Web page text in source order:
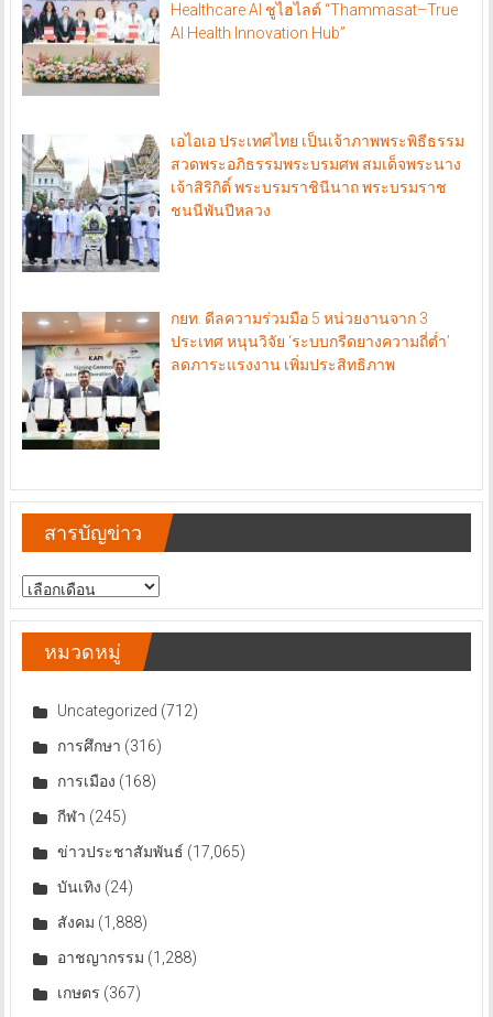
Healthcare AI ชูไฮไลต์ “Thammasat–True
AI Health Innovation Hub”
เอไอเอ ประเทศไทย เป็นเจ้าภาพพระพิธีธรรม
สวดพระอภิธรรมพระบรมศพ สมเด็จพระนาง
เจ้าสิริกิติ์ พระบรมราชินีนาถ พระบรมราช
ชนนีพันปีหลวง
กยท. ดีลความร่วมมือ 5 หน่วยงานจาก 3
ประเทศ หนุนวิจัย ‘ระบบกรีดยางความถี่ต่ำ’
ลดภาระแรงงาน เพิ่มประสิทธิภาพ
สารบัญข่าว
สารบัญ
ข่าว
หมวดหมู่
Uncategorized (712)
การศึกษา (316)
การเมือง (168)
กีฬา (245)
ข่าวประชาสัมพันธ์ (17,065)
บันเทิง (24)
สังคม (1,888)
อาชญากรรม (1,288)
เกษตร (367)